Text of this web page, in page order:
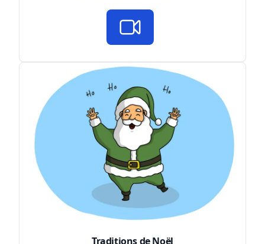
Traditions de Noël